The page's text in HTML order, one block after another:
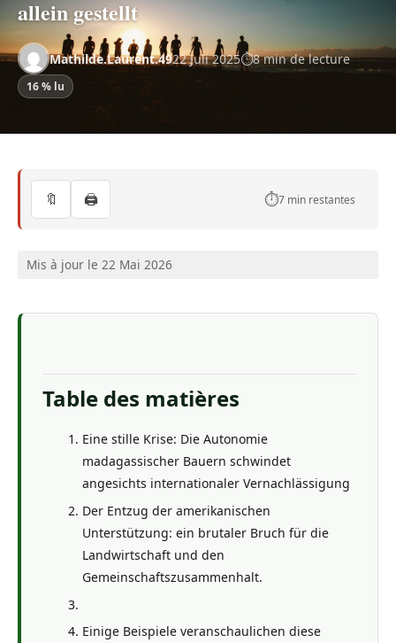
allein gestellt
Mathilde.Laurent.4922 Juli 2025 8 min de lecture
16 % lu
🔖 🖨️ ⏱️7 min restantes
Mis à jour le 22 Mai 2026
Table des matières
Eine stille Krise: Die Autonomie
madagassischer Bauern schwindet
angesichts internationaler Vernachlässigung
Der Entzug der amerikanischen
Unterstützung: ein brutaler Bruch für die
Landwirtschaft und den
Gemeinschaftszusammenhalt.
Einige Beispiele veranschaulichen diese